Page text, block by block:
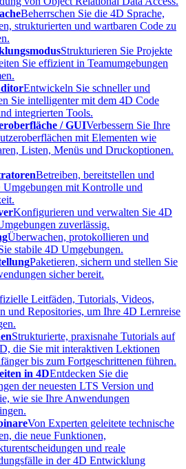
Beherrschen Sie die 4D Sprache,
strukturierten und wartbaren Code zu
Strukturieren Sie Projekte
Sie effizient in Teamumgebungen
Entwickeln Sie schneller und
Sie intelligenter mit dem 4D Code
integrierten Tools.
/ GUIVerbessern Sie Ihre
mit Elementen wie
Listen, Menüs und Druckoptionen.
Betreiben, bereitstellen und
Umgebungen mit Kontrolle und
Konfigurieren und verwalten Sie 4D
zuverlässig.
Überwachen, protokollieren und
stabile 4D Umgebungen.
Paketieren, sichern und stellen Sie
sicher bereit.
Leitfäden, Tutorials, Videos,
und Repositories, um Ihre 4D Lernreise
Strukturierte, praxisnahe Tutorials auf
die Sie mit interaktiven Lektionen
bis zum Fortgeschrittenen führen.
in 4DEntdecken Sie die
der neuesten LTS Version und
wie sie Ihre Anwendungen
Von Experten geleitete technische
die neue Funktionen,
und reale
in der 4D Entwicklung